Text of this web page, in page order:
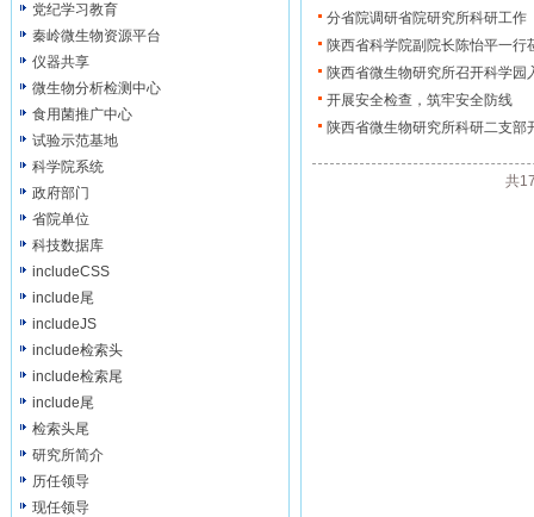
党纪学习教育
秦岭微生物资源平台
仪器共享
微生物分析检测中心
食用菌推广中心
试验示范基地
科学院系统
政府部门
省院单位
科技数据库
includeCSS
include尾
includeJS
include检索头
include检索尾
include尾
检索头尾
研究所简介
历任领导
现任领导
分省院调研省院研究所科研工作
陕西省科学院副院长陈怡平一行
陕西省微生物研究所召开科学园
开展安全检查，筑牢安全防线
陕西省微生物研究所科研二支部
共